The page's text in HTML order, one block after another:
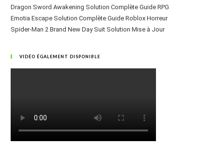
Dragon Sword Awakening Solution Complète Guide RPG
Emotia Escape Solution Complète Guide Roblox Horreur
Spider-Man 2 Brand New Day Suit Solution Mise à Jour
VIDÉO ÉGALEMENT DISPONIBLE